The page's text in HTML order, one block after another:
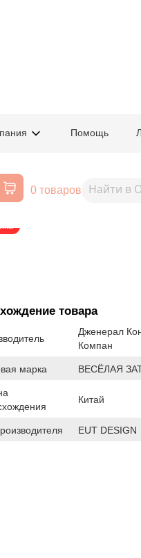
Помощь
0 товаров
К ФИГУРА
товара
Дженерал
Компан
марка ВЕСЁЛАЯ
Китай
EUT DESIGN